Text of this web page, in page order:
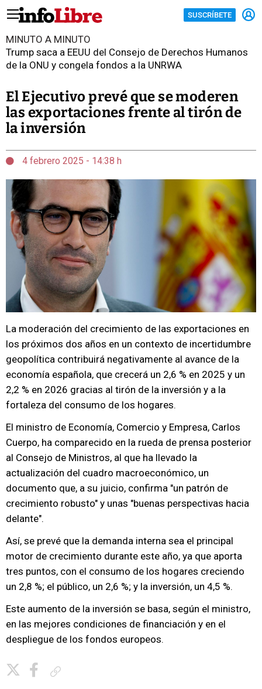
SUSCRÍBETE
MINUTO A MINUTO
Trump saca a EEUU del Consejo de Derechos Humanos
de la ONU y congela fondos a la UNRWA
El Ejecutivo prevé que se moderen
las exportaciones frente al tirón de
la inversión
4 febrero 2025 - 14:38 h
La moderación del crecimiento de las exportaciones en
los próximos dos años en un contexto de incertidumbre
geopolítica contribuirá negativamente al avance de la
economía española, que crecerá un 2,6 % en 2025 y un
2,2 % en 2026 gracias al tirón de la inversión y a la
fortaleza del consumo de los hogares.
El ministro de Economía, Comercio y Empresa, Carlos
Cuerpo, ha comparecido en la rueda de prensa posterior
al Consejo de Ministros, al que ha llevado la
actualización del cuadro macroeconómico, un
documento que, a su juicio, confirma "un patrón de
crecimiento robusto" y unas "buenas perspectivas hacia
delante".
Así, se prevé que la demanda interna sea el principal
motor de crecimiento durante este año, ya que aporta
tres puntos, con el consumo de los hogares creciendo
un 2,8 %; el público, un 2,6 %; y la inversión, un 4,5 %.
Este aumento de la inversión se basa, según el ministro,
en las mejores condiciones de financiación y en el
despliegue de los fondos europeos.